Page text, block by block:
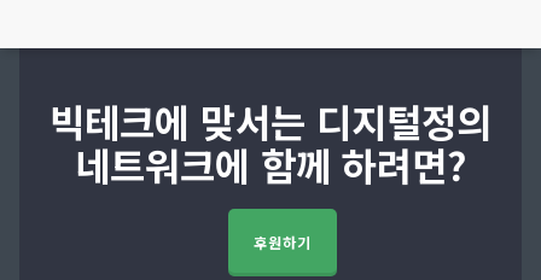
빅테크에 맞서는 디지털정의
네트워크에 함께 하려면?
후원하기